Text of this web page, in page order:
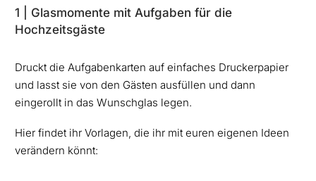
1 | Glasmomente mit Aufgaben für die
Hochzeitsgäste
Druckt die Aufgabenkarten auf einfaches Druckerpapier
und lasst sie von den Gästen ausfüllen und dann
eingerollt in das Wunschglas legen.
Hier findet ihr Vorlagen, die ihr mit euren eigenen Ideen
verändern könnt: